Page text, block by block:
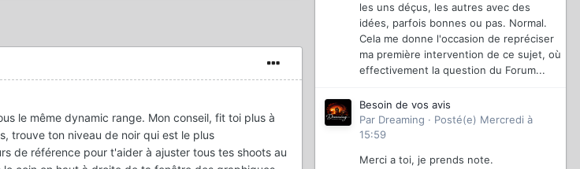
le même dynamic range. Mon conseil, fit toi plus à
trouve ton niveau de noir qui est le plus
de référence pour t'aider à ajuster tous tes shoots au
les uns déçus, les autres avec des
idées, parfois bonnes ou pas. Normal.
Cela me donne l'occasion de repréciser
ma première intervention de ce sujet, où
effectivement la question du Forum...
Besoin de vos avis
Par Dreaming · Posté(e) Mercredi à
15:59
Merci a toi, je prends note.